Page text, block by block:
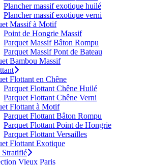
Plancher massif exotique huilé
Plancher massif exotique verni
Massif à Motif
Point de Hongrie Massif
Parquet Massif Bâton Rompu
Parquet Massif Pont de Bateau
Bambou Massif
Flottant en Chêne
Parquet Flottant Chêne Huilé
Parquet Flottant Chêne Verni
Flottant à Motif
Parquet Flottant Bâton Rompu
Parquet Flottant Point de Hongrie
Parquet Flottant Versailles
Flottant Exotique
Stratifié
Vieux Paris